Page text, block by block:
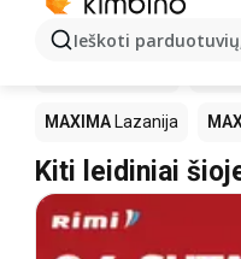
Ieškoti
MAXIMA Lazanija
Kiti leidiniai